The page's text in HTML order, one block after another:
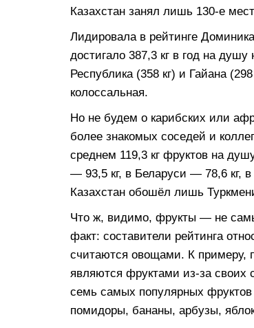
Казахстан занял лишь 130-е
Лидировала в рейтинге
достигало 387,3 кг в год на
Республика (358 кг) и Гайана
колоссальная.
Но не будем о карибских или
более знакомых соседей и
среднем 119,3 кг фруктов на
— 93,5 кг, в Беларуси — 78,6 кг,
Казахстан обошёл лишь
Что ж, видимо, фрукты — не
факт: составители рейтинга
считаются овощами. К примеру,
являются фруктами из-за
семь самых популярных фруктов
помидоры, бананы, арбузы,